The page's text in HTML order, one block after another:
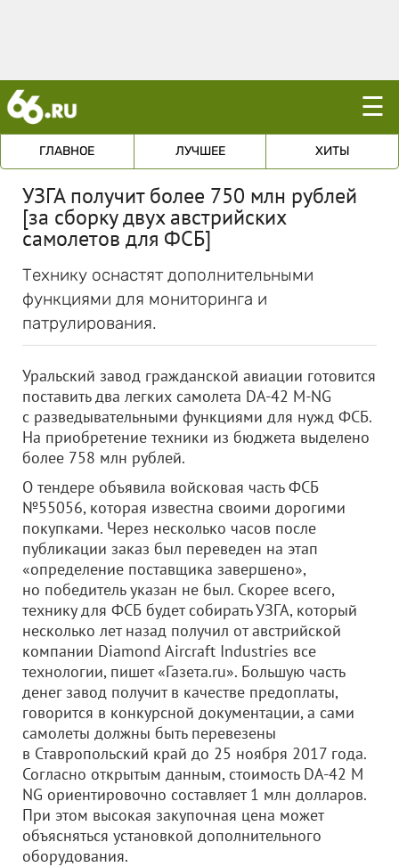
☰
ГЛАВНОЕ ЛУЧШЕЕ ХИТЫ
УЗГА получит более 750 млн рублей
[за сборку двух австрийских
самолетов для ФСБ]
Технику оснастят дополнительными
функциями для мониторинга и
патрулирования.
Уральский завод гражданской авиации готовится
поставить два легких самолета DA-42 M-NG
с разведывательными функциями для нужд ФСБ.
На приобретение техники из бюджета выделено
более 758 млн рублей.
О тендере объявила войсковая часть ФСБ
№55056, которая известна своими дорогими
покупками. Через несколько часов после
публикации заказ был переведен на этап
«определение поставщика завершено»,
но победитель указан не был. Скорее всего,
технику для ФСБ будет собирать УЗГА, который
несколько лет назад получил от австрийской
компании Diamond Aircraft Industries все
технологии, пишет «Газета.ru». Большую часть
денег завод получит в качестве предоплаты,
говорится в конкурсной документации, а сами
самолеты должны быть перевезены
в Ставропольский край до 25 ноября 2017 года.
Согласно открытым данным, стоимость DA-42 M
NG ориентировочно составляет 1 млн долларов.
При этом высокая закупочная цена может
объясняться установкой дополнительного
оборудования.